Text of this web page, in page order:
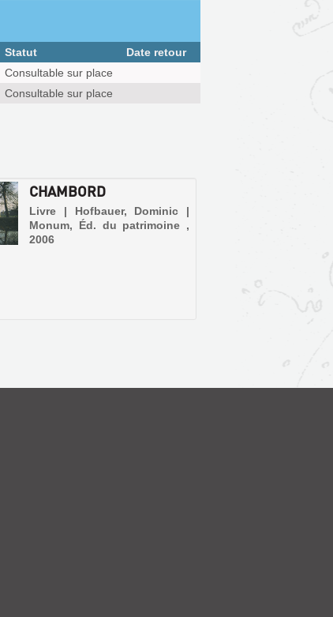
Statut
Date retour
Consultable sur place
Consultable sur place
CHAMBORD
Livre | Hofbauer, Dominic |
Monum, Éd. du patrimoine ,
2006